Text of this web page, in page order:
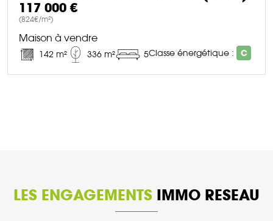
117 000 €
(824€/m²)
Maison à vendre
142 m² 336 m² 5Classe énergétique : C
LES ENGAGEMENTS IMMO RESEAU